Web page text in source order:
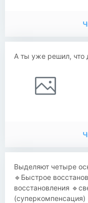
А ты уже решил, что
​​Выделяют четыре
🔹Быстрое
восстановления
(суперкомпенсация)